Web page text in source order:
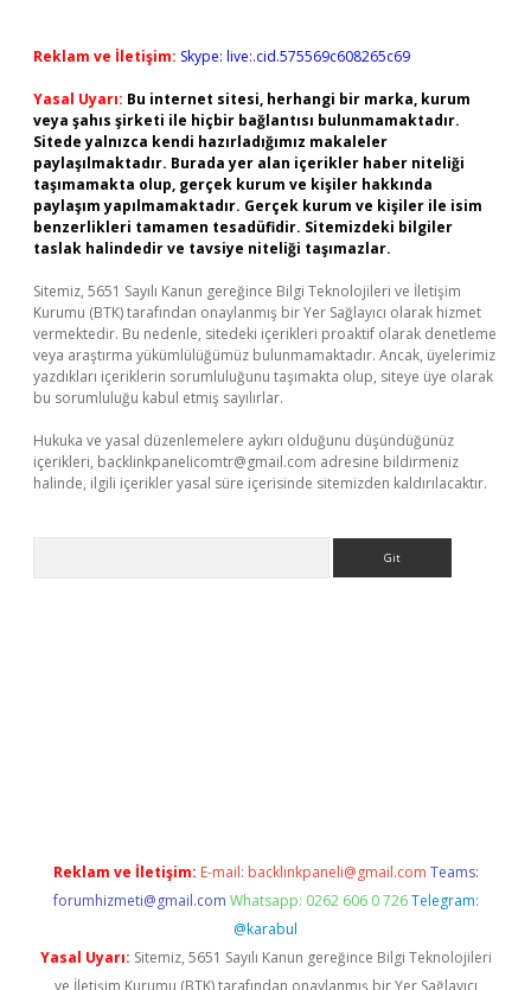
Reklam ve İletişim: Skype: live:.cid.575569c608265c69
Yasal Uyarı: Bu internet sitesi, herhangi bir marka, kurum
veya şahıs şirketi ile hiçbir bağlantısı bulunmamaktadır.
Sitede yalnızca kendi hazırladığımız makaleler
paylaşılmaktadır. Burada yer alan içerikler haber niteliği
taşımamakta olup, gerçek kurum ve kişiler hakkında
paylaşım yapılmamaktadır. Gerçek kurum ve kişiler ile isim
benzerlikleri tamamen tesadüfidir. Sitemizdeki bilgiler
taslak halindedir ve tavsiye niteliği taşımazlar.
Sitemiz, 5651 Sayılı Kanun gereğince Bilgi Teknolojileri ve İletişim
Kurumu (BTK) tarafından onaylanmış bir Yer Sağlayıcı olarak hizmet
vermektedir. Bu nedenle, sitedeki içerikleri proaktif olarak denetleme
veya araştırma yükümlülüğümüz bulunmamaktadır. Ancak, üyelerimiz
yazdıkları içeriklerin sorumluluğunu taşımakta olup, siteye üye olarak
bu sorumluluğu kabul etmiş sayılırlar.
Hukuka ve yasal düzenlemelere aykırı olduğunu düşündüğünüz
içerikleri, backlinkpanelicomtr@gmail.com adresine bildirmeniz
halinde, ilgili içerikler yasal süre içerisinde sitemizden kaldırılacaktır.
Reklam ve İletişim: E-mail: backlinkpaneli@gmail.com Teams:
forumhizmeti@gmail.com Whatsapp: 0262 606 0 726 Telegram:
@karabul
Yasal Uyarı: Sitemiz, 5651 Sayılı Kanun gereğince Bilgi Teknolojileri
ve İletişim Kurumu (BTK) tarafından onaylanmış bir Yer Sağlayıcı